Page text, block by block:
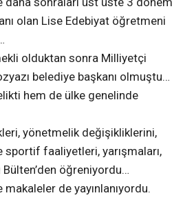
olan Lise Edebiyat öğretmeni
olduktan sonra Milliyetçi
belediye başkanı olmuştu…
hem de ülke genelinde
yönetmelik değişikliklerini,
sportif faaliyetleri, yarışmaları,
Bülten’den öğreniyordu…
de yayınlanıyordu.